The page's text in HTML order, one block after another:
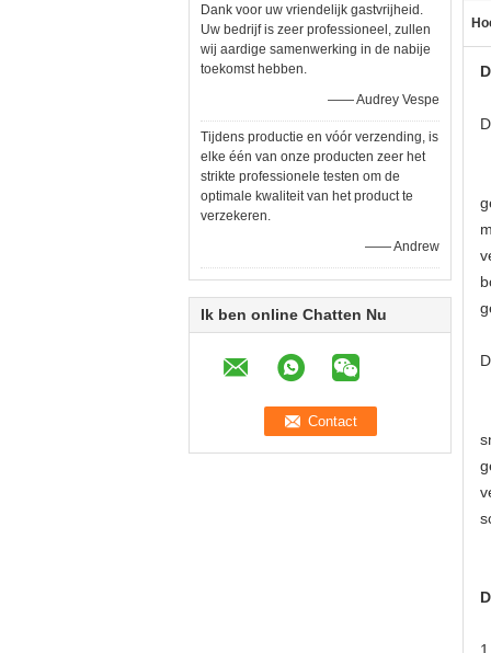
Dank voor uw vriendelijk gastvrijheid.
Uw bedrijf is zeer professioneel, zullen
wij aardige samenwerking in de nabije
toekomst hebben.
—— Audrey Vespe
Tijdens productie en vóór verzending, is
elke één van onze producten zeer het
strikte professionele testen om de
optimale kwaliteit van het product te
verzekeren.
—— Andrew
Ik ben online Chatten Nu